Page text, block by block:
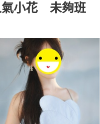
氣小花 未夠班